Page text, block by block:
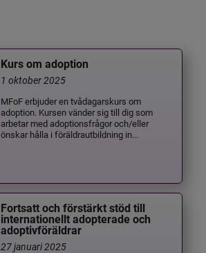
Kurs om adoption
1 oktober 2025
MFoF erbjuder en tvådagarskurs om
adoption. Kursen vänder sig till dig som
arbetar med adoptionsfrågor och/eller
önskar hålla i föräldrautbildning in...
Fortsatt och förstärkt stöd till
internationellt adopterade och
adoptivföräldrar
27 januari 2025